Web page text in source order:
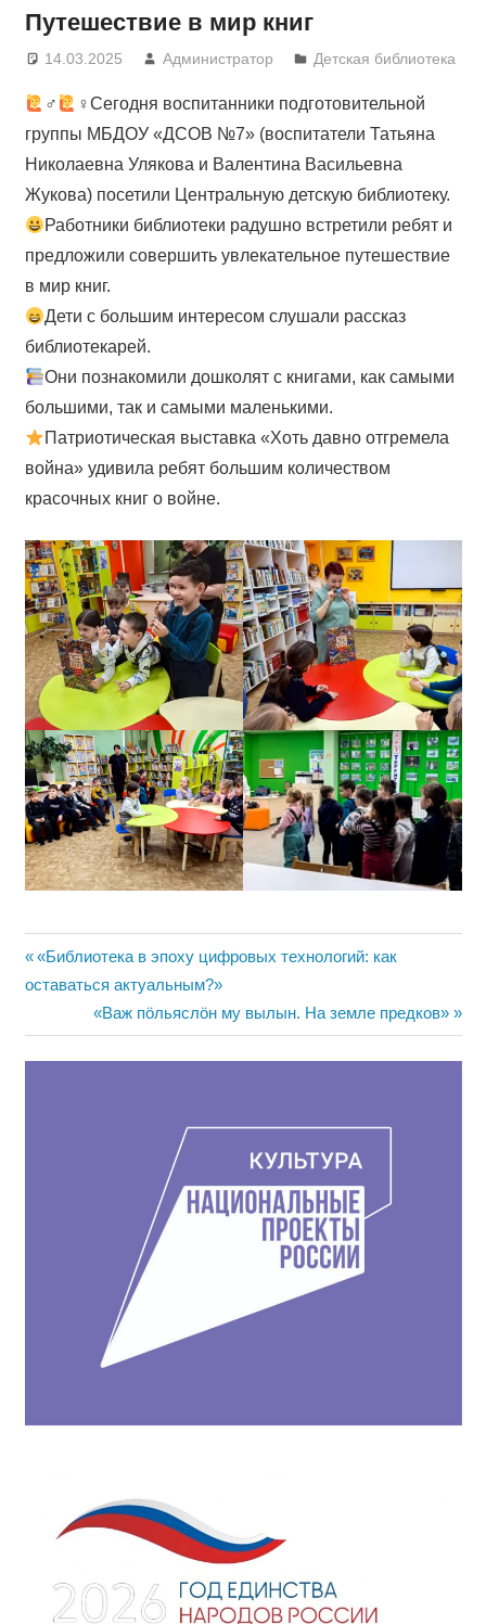
Путешествие в мир книг
14.03.2025 Администратор Детская библиотека
‍♂
‍♀Сегодня воспитанники подготовительной
группы МБДОУ «ДСОВ №7» (воспитатели Татьяна
Николаевна Улякова и Валентина Васильевна
Жукова) посетили Центральную детскую библиотеку.
Работники библиотеки радушно встретили ребят и
предложили совершить увлекательное путешествие
в мир книг.
Дети с большим интересом слушали рассказ
библиотекарей.
Они познакомили дошколят с книгами, как самыми
большими, так и самыми маленькими.
Патриотическая выставка «Хоть давно отгремела
война» удивила ребят большим количеством
красочных книг о войне.
Навигация
записям
Предыдущая
запись:
«Библиотека в эпоху цифровых технологий: как
оставаться актуальным?»
Следующая
запись:
«Важ пöльяслöн му вылын. На земле предков»